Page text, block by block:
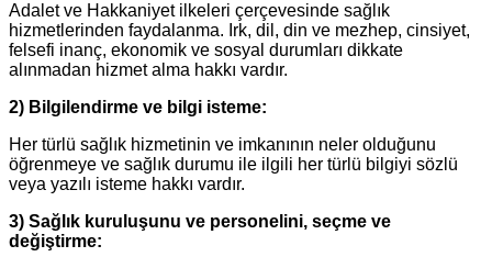
Adalet ve Hakkaniyet ilkeleri çerçevesinde sağlık
hizmetlerinden faydalanma. Irk, dil, din ve mezhep, cinsiyet,
felsefi inanç, ekonomik ve sosyal durumları dikkate
alınmadan hizmet alma hakkı vardır.
2) Bilgilendirme ve bilgi isteme:
Her türlü sağlık hizmetinin ve imkanının neler olduğunu
öğrenmeye ve sağlık durumu ile ilgili her türlü bilgiyi sözlü
veya yazılı isteme hakkı vardır.
3) Sağlık kuruluşunu ve personelini, seçme ve
değiştirme: